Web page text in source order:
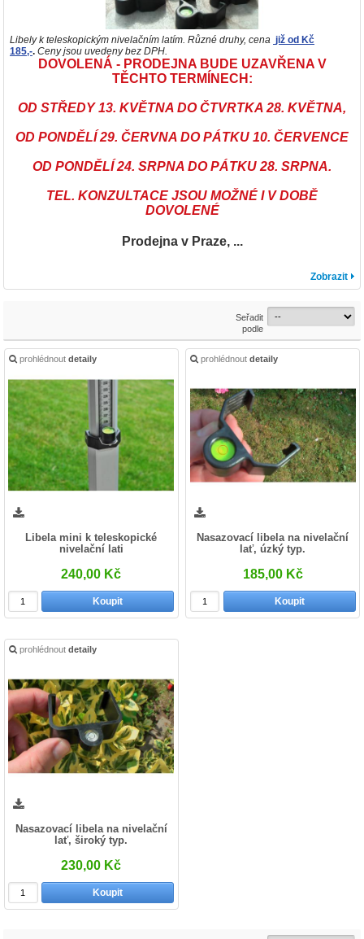
Libely k teleskopickým nivelačním latím. Různé druhy, cena již od Kč
185,-. Ceny jsou uvedeny bez DPH.
DOVOLENÁ - PRODEJNA BUDE UZAVŘENA V
TĚCHTO TERMÍNECH:
OD STŘEDY 13. KVĚTNA DO ČTVRTKA 28. KVĚTNA,
OD PONDĚLÍ 29. ČERVNA DO PÁTKU 10. ČERVENCE
OD PONDĚLÍ 24. SRPNA DO PÁTKU 28. SRPNA.
TEL. KONZULTACE JSOU MOŽNÉ I V DOBĚ
DOVOLENÉ
Prodejna v Praze, ...
Zobrazit
Seřadit
podle
prohlédnout detaily
Libela mini k teleskopické
nivelační lati
240,00 Kč
Koupit
prohlédnoutdetaily
Nasazovací libela na nivelační
lať, úzký typ.
185,00 Kč
Koupit
prohlédnout detaily
Nasazovací libela na nivelační
lať, široký typ.
230,00 Kč
Koupit